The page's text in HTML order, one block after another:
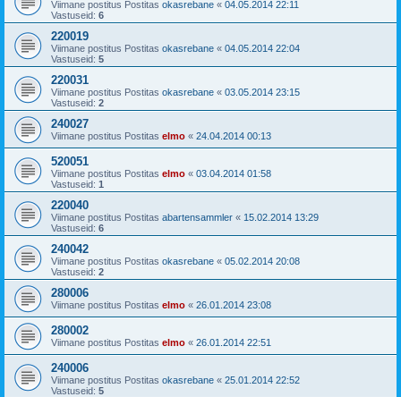
Viimane postitus Postitas okasrebane « 04.05.2014 22:11
Vastuseid: 6
220019
Viimane postitus Postitas okasrebane « 04.05.2014 22:04
Vastuseid: 5
220031
Viimane postitus Postitas okasrebane « 03.05.2014 23:15
Vastuseid: 2
240027
Viimane postitus Postitas elmo « 24.04.2014 00:13
520051
Viimane postitus Postitas elmo « 03.04.2014 01:58
Vastuseid: 1
220040
Viimane postitus Postitas abartensammler « 15.02.2014 13:29
Vastuseid: 6
240042
Viimane postitus Postitas okasrebane « 05.02.2014 20:08
Vastuseid: 2
280006
Viimane postitus Postitas elmo « 26.01.2014 23:08
280002
Viimane postitus Postitas elmo « 26.01.2014 22:51
240006
Viimane postitus Postitas okasrebane « 25.01.2014 22:52
Vastuseid: 5